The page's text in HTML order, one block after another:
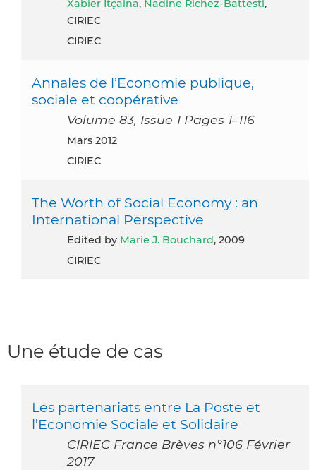
Xabier Itçaina, Nadine Richez-Battesti,
CIRIEC
CIRIEC
Annales de l’Economie publique,
sociale et coopérative
Volume 83, Issue 1 Pages 1–116
mars 2012
CIRIEC
The Worth of Social Economy : an
International Perspective
Edited by Marie J. Bouchard, 2009
CIRIEC
Une étude de cas
Les partenariats entre La Poste et
l’Economie Sociale et Solidaire
CIRIEC France Brèves n°106 Février
2017